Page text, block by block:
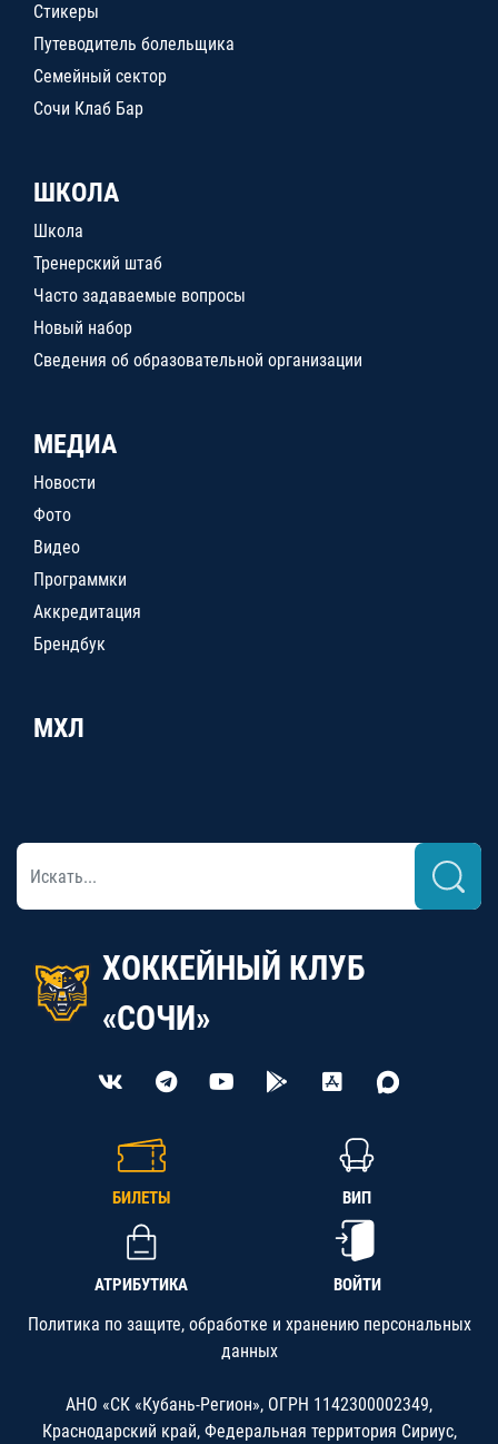
Стикеры
Путеводитель болельщика
Семейный сектор
Сочи Клаб Бар
ШКОЛА
Школа
Тренерский штаб
Часто задаваемые вопросы
Новый набор
Сведения об образовательной организации
МЕДИА
Новости
Фото
Видео
Программки
Аккредитация
Брендбук
МХЛ
ХОККЕЙНЫЙ КЛУБ
«СОЧИ»
БИЛЕТЫ ВИП
АТРИБУТИКА ВОЙТИ
Политика по защите, обработке и хранению персональных
данных
АНО «СК «Кубань-Регион», ОГРН 1142300002349,
Краснодарский край, Федеральная территория Сириус,